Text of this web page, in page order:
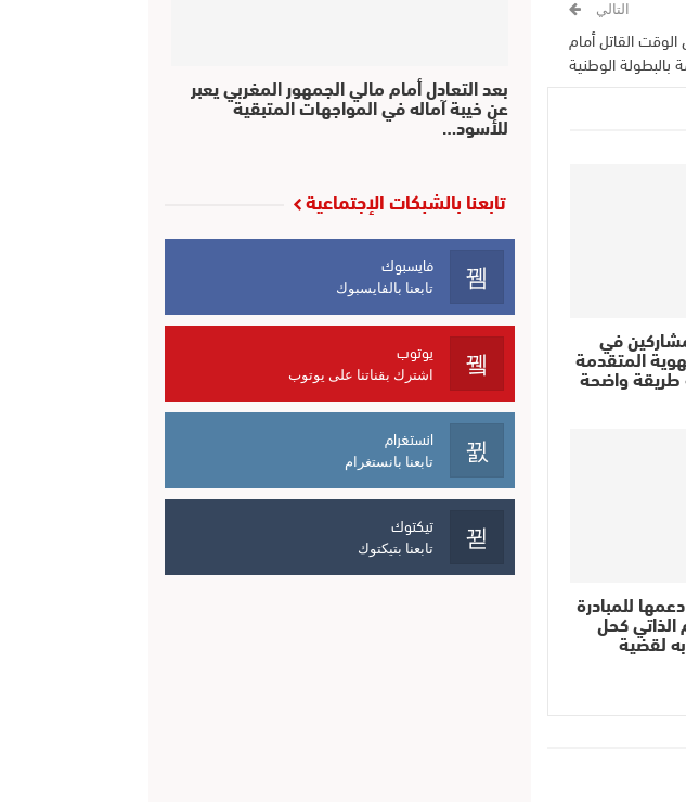
التالي
القاتل أمام
بالبطولة الوطنية
في
2 للجهوية المتقدمة
طريقة واضحة
للمبادرة
الذاتي كحل
لقضية
بعد التعادل أمام مالي الجمهور المغربي يعبر
عن خيبة آماله في المواجهات المتبقية
للأسود…
تابعنا بالشبكات الإجتماعية
فايسبوك
تابعنا بالفايسبوك
يوتوب
اشترك بقناتنا على يوتوب
انستغرام
تابعنا بانستغرام
تيكتوك
تابعنا بتيكتوك